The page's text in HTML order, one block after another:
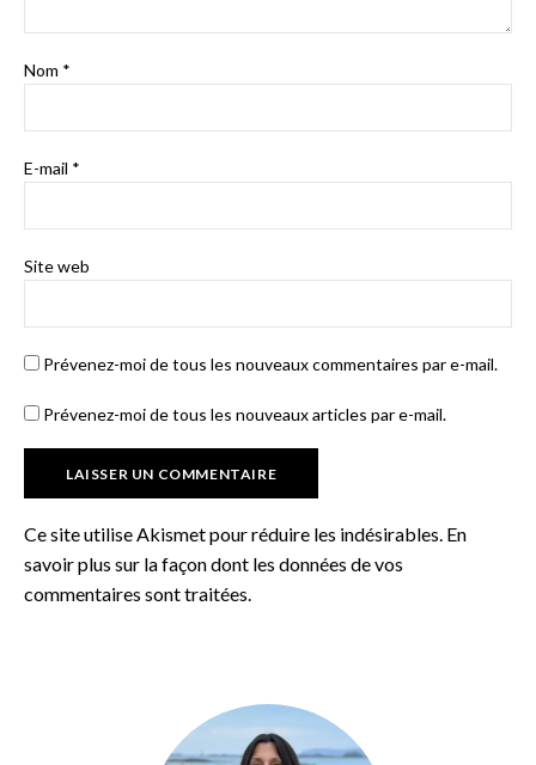
Nom *
E-mail *
Site web
Prévenez-moi de tous les nouveaux commentaires par e-mail.
Prévenez-moi de tous les nouveaux articles par e-mail.
Ce site utilise Akismet pour réduire les indésirables. En
savoir plus sur la façon dont les données de vos
commentaires sont traitées.